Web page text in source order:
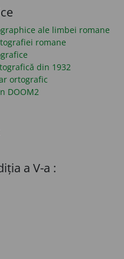
ale limbei romane
romane
din 1932
ortografic
DOOM2
a V-a :